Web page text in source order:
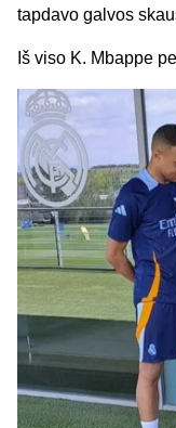
tapdavo galvos
Iš viso K. Mbappe